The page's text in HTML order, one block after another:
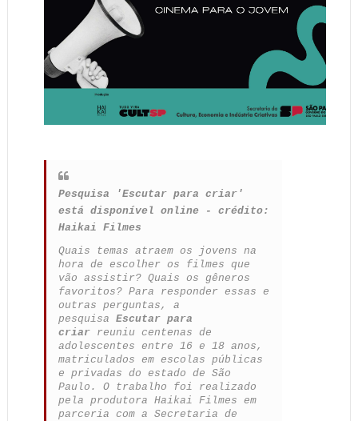
Pesquisa 'Escutar para criar'
está disponível online - crédito:
Haikai Filmes
Quais temas atraem os jovens na
hora de escolher os filmes que
vão assistir? Quais os gêneros
favoritos? Para responder essas e
outras perguntas, a
pesquisa Escutar para
criarreuniu centenas de
adolescentes entre 16 e 18 anos,
matriculados em escolas públicas
e privadas do estado de São
Paulo. O trabalho foi realizado
pela produtora Haikai Filmes em
parceria com a Secretaria de